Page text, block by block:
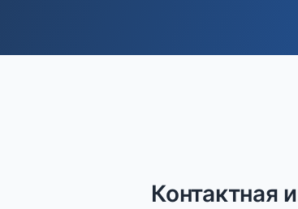
Контактная